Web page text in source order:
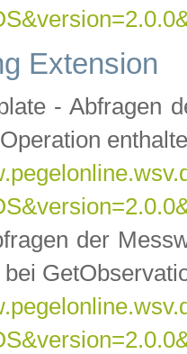
Extension
- Abfragen
der